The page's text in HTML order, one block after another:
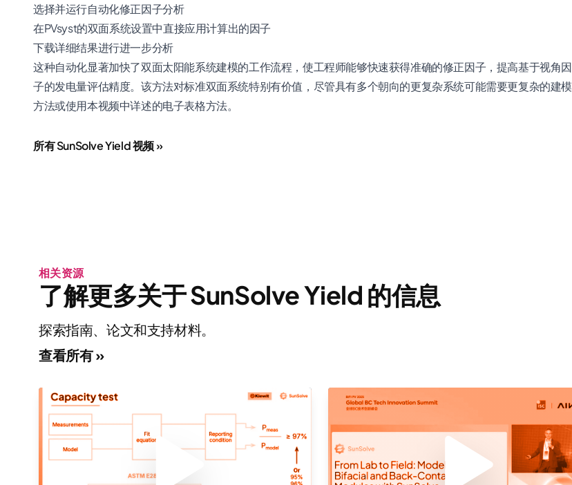
选择并运行自动化修正因子分析
在PVsyst的双面系统设置中直接应用计算出的因子
下载详细结果进行进一步分析
这种自动化显著加快了双面太阳能系统建模的工作流程，使工程师能够快速获得准确的修正因子，提高基于视角因
子的发电量评估精度。该方法对标准双面系统特别有价值，尽管具有多个朝向的更复杂系统可能需要更复杂的建模
方法或使用本视频中详述的电子表格方法。
所有 SunSolve Yield 视频 »
相关资源
了解更多关于 SunSolve Yield 的信息
探索指南、论文和支持材料。
查看所有 »